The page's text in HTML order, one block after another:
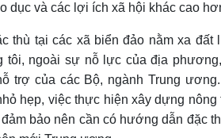
dục và các lợi ích xã hội khác cao
thù tại các xã biển đảo nằm xa đất
tôi, ngoài sự nỗ lực của địa
trợ của các Bộ, ngành Trung
hẹp, việc thực hiện xây dựng nông
bảo nên cần có hướng dẫn đặc